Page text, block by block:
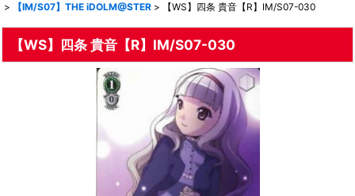
>
【IM/S07】THE iDOLM@STER > 【WS】四条 貴音【R】IM/S07-030
【WS】四条 貴音【R】IM/S07-030